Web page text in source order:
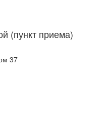
(пункт приема)
37